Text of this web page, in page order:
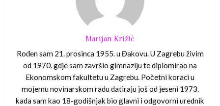
Marijan Križić
Rođen sam 21. prosinca 1955. u Đakovu. U Zagrebu živim
od 1970. gdje sam završio gimnaziju te diplomirao na
Ekonomskom fakultetu u Zagrebu. Početni koraci u
mojemu novinarskom radu datiraju još od jeseni 1973.
kada sam kao 18-godišnjak bio glavni i odgovorni urednik